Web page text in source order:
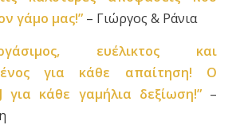
γάμο μας!”– Γιώργος & Ράνια
ευέλικτος και
για κάθε απαίτηση! Ο
για κάθε γαμήλια δεξίωση!” –